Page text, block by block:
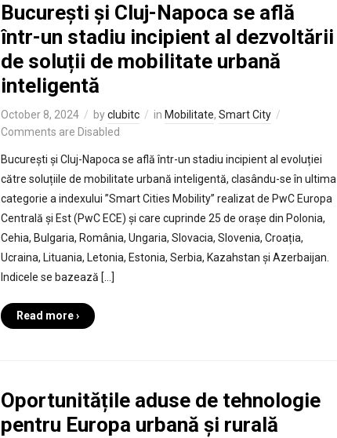
București și Cluj-Napoca se află
într-un stadiu incipient al dezvoltării
de soluții de mobilitate urbană
inteligentă
October 8, 2024 byclubitc in Mobilitate, Smart City
Comments are Disabled
București și Cluj-Napoca se află într-un stadiu incipient al evoluției
către soluțiile de mobilitate urbană inteligentă, clasându-se în ultima
categorie a indexului ”Smart Cities Mobility” realizat de PwC Europa
Centrală și Est (PwC ECE) și care cuprinde 25 de orașe din Polonia,
Cehia, Bulgaria, România, Ungaria, Slovacia, Slovenia, Croația,
Ucraina, Lituania, Letonia, Estonia, Serbia, Kazahstan și Azerbaijan.
Indicele se bazează […]
Read more ›
Oportunitățile aduse de tehnologie
pentru Europa urbană și rurală